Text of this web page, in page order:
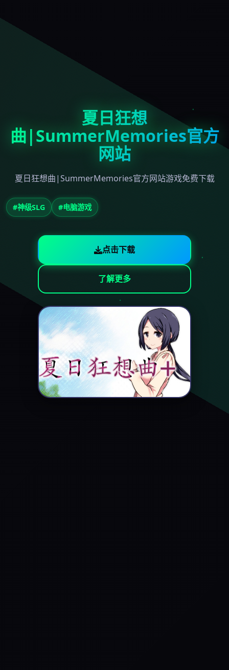
夏日狂想
曲|SummerMemories官方
网站
夏日狂想曲|SummerMemories官方网站游戏免费下载
#神级SLG #电脑游戏
点击下载
了解更多